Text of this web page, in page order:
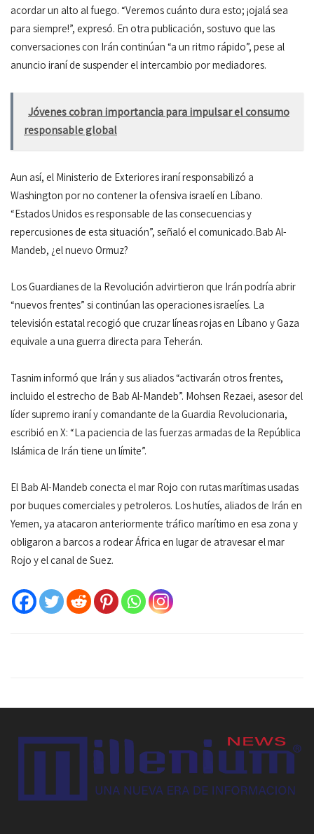
acordar un alto al fuego. “Veremos cuánto dura esto; ¡ojalá sea
para siempre!”, expresó. En otra publicación, sostuvo que las
conversaciones con Irán continúan “a un ritmo rápido”, pese al
anuncio iraní de suspender el intercambio por mediadores.
Jóvenes cobran importancia para impulsar el consumo
responsable global
Aun así, el Ministerio de Exteriores iraní responsabilizó a
Washington por no contener la ofensiva israelí en Líbano.
“Estados Unidos es responsable de las consecuencias y
repercusiones de esta situación”, señaló el comunicado.Bab Al-
Mandeb, ¿el nuevo Ormuz?
Los Guardianes de la Revolución advirtieron que Irán podría abrir
“nuevos frentes” si continúan las operaciones israelíes. La
televisión estatal recogió que cruzar líneas rojas en Líbano y Gaza
equivale a una guerra directa para Teherán.
Tasnim informó que Irán y sus aliados “activarán otros frentes,
incluido el estrecho de Bab Al-Mandeb”. Mohsen Rezaei, asesor del
líder supremo iraní y comandante de la Guardia Revolucionaria,
escribió en X: “La paciencia de las fuerzas armadas de la República
Islámica de Irán tiene un límite”.
El Bab Al-Mandeb conecta el mar Rojo con rutas marítimas usadas
por buques comerciales y petroleros. Los hutíes, aliados de Irán en
Yemen, ya atacaron anteriormente tráfico marítimo en esa zona y
obligaron a barcos a rodear África en lugar de atravesar el mar
Rojo y el canal de Suez.